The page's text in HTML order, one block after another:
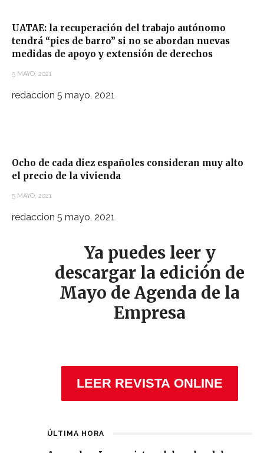
UATAE: la recuperación del trabajo autónomo
tendrá “pies de barro” si no se abordan nuevas
medidas de apoyo y extensión de derechos
5 MAYO, 2021
redaccion 5 mayo, 2021
Ocho de cada diez españoles consideran muy alto
el precio de la vivienda
5 MAYO, 2021
redaccion 5 mayo, 2021
Ya puedes leer y
descargar la edición de
Mayo de Agenda de la
Empresa
LEER REVISTA ONLINE
ÚLTIMA HORA